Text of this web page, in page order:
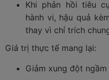
Khi phản hồi tiêu
hành vi, hậu quả
thay vì chỉ trích
Giá trị thực tế mang lại:
Giảm xung đột